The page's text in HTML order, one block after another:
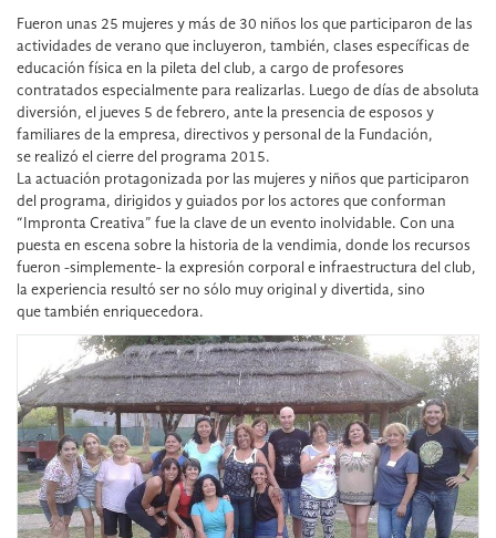
Fueron unas 25 mujeres y más de 30 niños los que participaron de las
actividades de verano que incluyeron, también, clases específicas de
educación física en la pileta del club, a cargo de profesores
contratados especialmente para realizarlas. Luego de días de absoluta
diversión, el jueves 5 de febrero, ante la presencia de esposos y
familiares de la empresa, directivos y personal de la Fundación,
se realizó el cierre del programa 2015.
La actuación protagonizada por las mujeres y niños que participaron
del programa, dirigidos y guiados por los actores que conforman
“Impronta Creativa” fue la clave de un evento inolvidable. Con una
puesta en escena sobre la historia de la vendimia, donde los recursos
fueron -simplemente- la expresión corporal e infraestructura del club,
la experiencia resultó ser no sólo muy original y divertida, sino
que también enriquecedora.